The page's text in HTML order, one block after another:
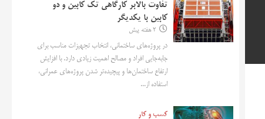
تفاوت بالابر کارگاهی تک کابین و دو
کابین با یکدیگر
2 هفته پیش
در پروژه‌های ساختمانی، انتخاب تجهیزات مناسب برای
جابه‌جایی افراد و مصالح اهمیت زیادی دارد. با افزایش
ارتفاع ساختمان‌ها و پیچیده‌تر شدن پروژه‌های عمرانی،
استفاده از...
کسب و کار